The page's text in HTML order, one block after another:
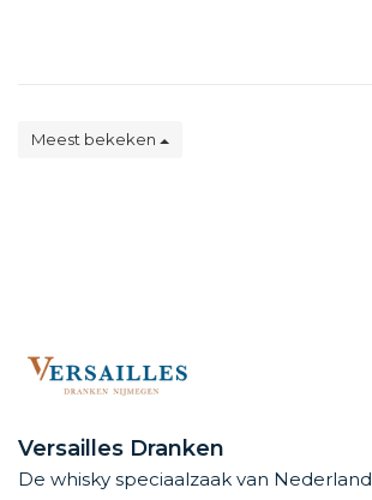
Meest bekeken
Versailles Dranken
De whisky speciaalzaak van Nederland